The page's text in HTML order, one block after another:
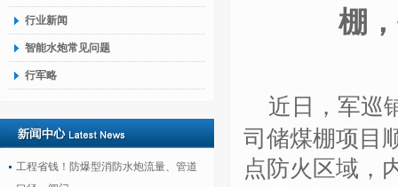
行业新闻
智能水炮常见问题
行军略
工程省钱！防爆型消防水炮流量、管道
棚
近日，军巡
司储煤棚项目
点防火区域，